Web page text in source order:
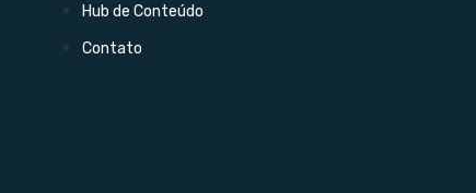
Hub de Conteúdo
Contato